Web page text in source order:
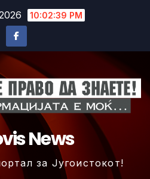
10:02:42 PM
News
за Југоистокот!